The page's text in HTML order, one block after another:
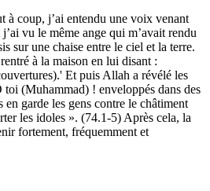
à coup, j’ai entendu une voix venant
vu le même ange qui m’avait rendu
sur une chaise entre le ciel et la terre.
à la maison en lui disant :
Et puis Allah a révélé les
toi (Muhammad) ! enveloppés dans des
garde les gens contre le châtiment
les idoles ». (74.1-5) Après cela, la
fortement, fréquemment et